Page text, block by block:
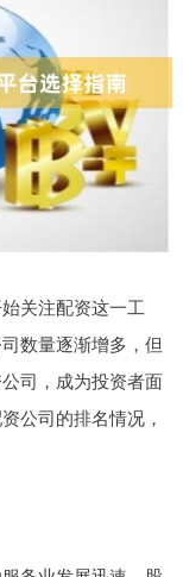
关注配资这一工
数量逐渐增多，但
司，成为投资者面
公司的排名情况，